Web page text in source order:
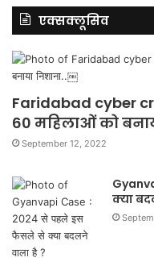
एक्सक्लूसिव
Faridabad cyber
60 महिलाओं को
September 12, 2022
क्या